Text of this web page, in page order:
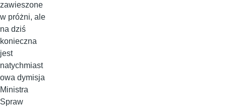
zawieszone
w próżni, ale
na dziś
konieczna
jest
natychmiast
owa dymisja
Ministra
Spraw